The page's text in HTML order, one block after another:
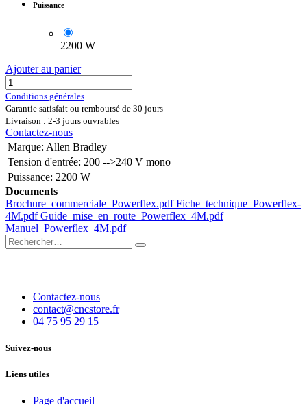
Puissance
2200 W
Ajouter au panier
Conditions générales
Garantie satisfait ou remboursé de 30 jours
Livraison : 2-3 jours ouvrables
Contactez-nous
Marque: Allen Bradley
Tension d'entrée: 200 -->240 V mono
Puissance: 2200 W
Documents
Brochure_commerciale_Powerflex.pdfFiche_technique_Powerflex-
4M.pdfGuide_mise_en_route_Powerflex_4M.pdf
Manuel_Powerflex_4M.pdf
Contactez-nous
contact@cncstore.fr
04 75 95 29 15
Suivez-nous
Liens utiles
Page d'accueil